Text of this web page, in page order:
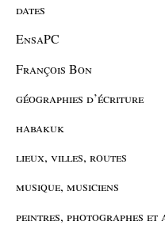
dates
EnsaPC
François Bon
géographies d’écriture
habakuk
lieux, villes, routes
musique, musiciens
peintres, photographes